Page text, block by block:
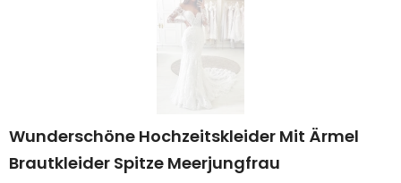
Wunderschöne Hochzeitskleider Mit Ärmel
Brautkleider Spitze Meerjungfrau